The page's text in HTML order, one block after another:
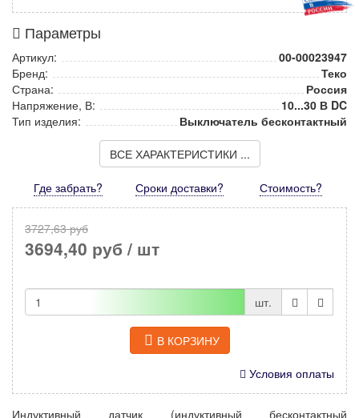
Параметры
Артикул:
00-00023947
Бренд:
Теко
Страна:
Россия
Напряжение, В:
10...30 В DC
Тип изделия:
Выключатель бесконтактный
ВСЕ ХАРАКТЕРИСТИКИ ...
Где забрать? Сроки доставки? Стоимость?
3727,63 руб
3694,40 руб / шт
шт.
В КОРЗИНУ
Условия оплаты
Индуктивный датчик (индуктивный бесконтактный